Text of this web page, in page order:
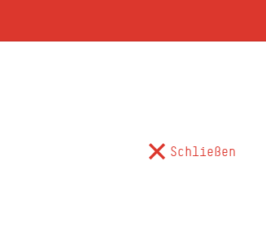
Schließen